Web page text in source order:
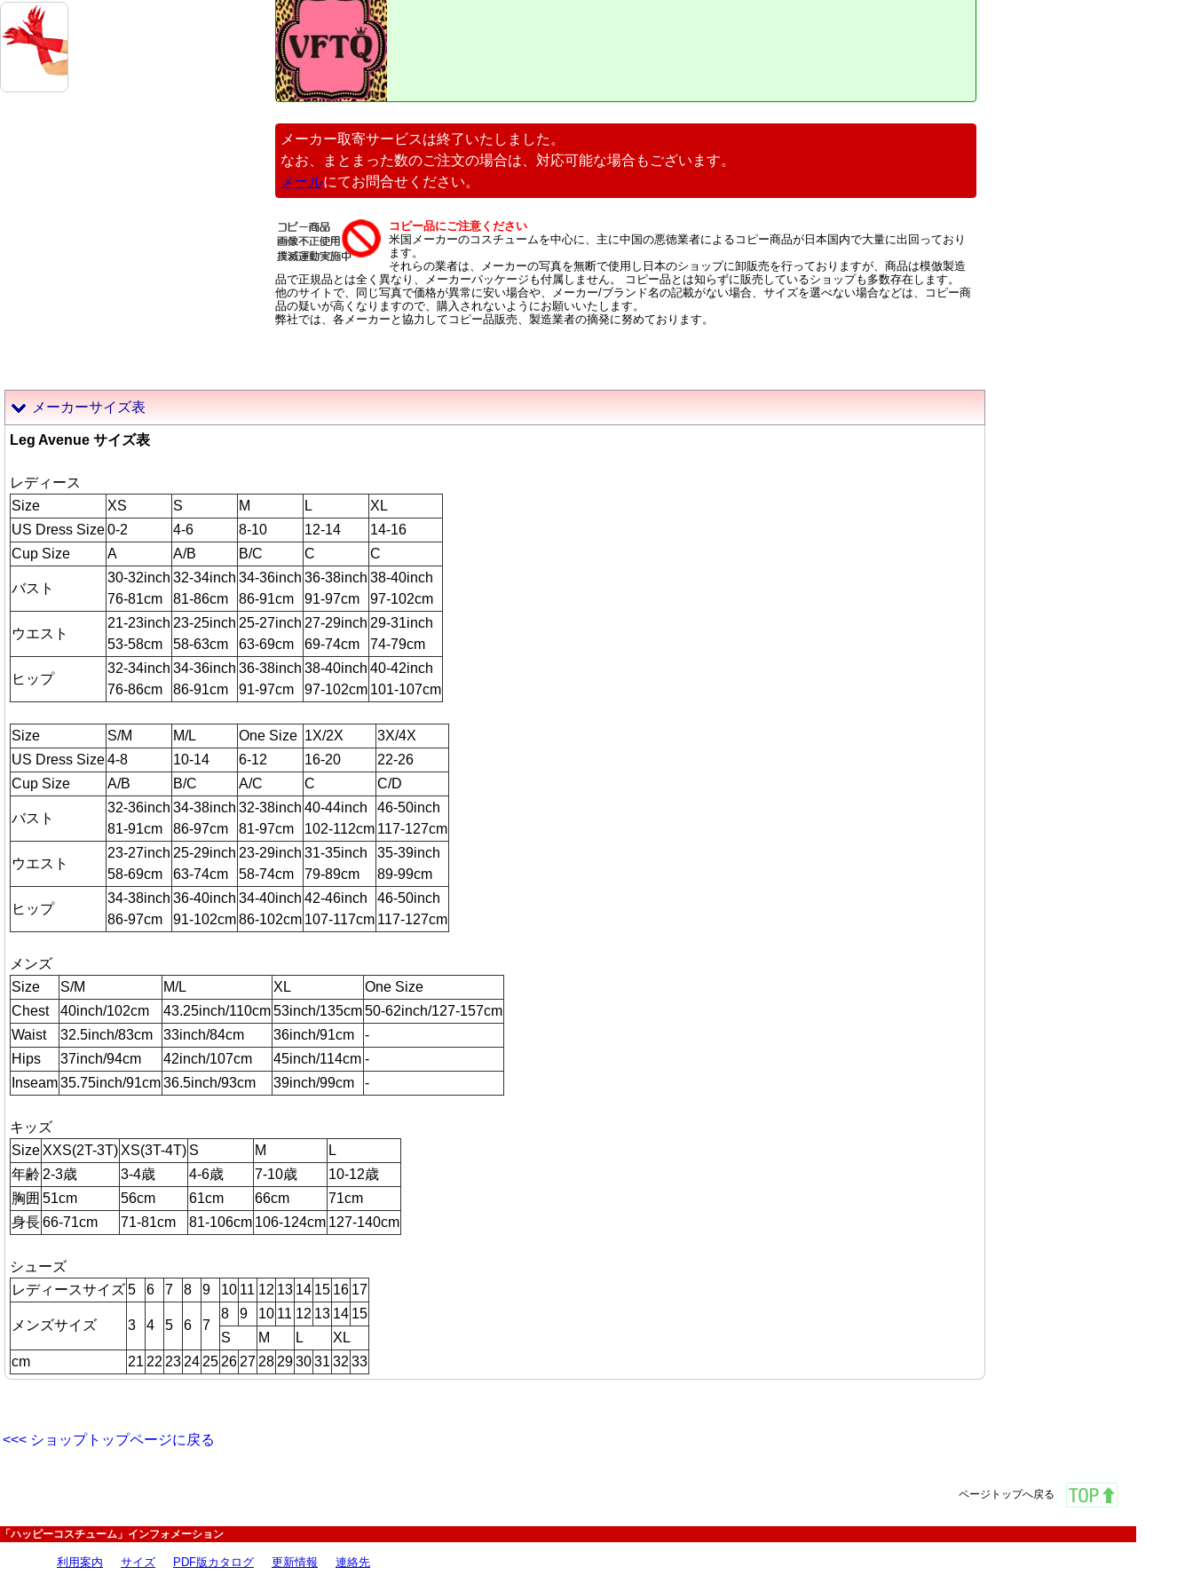
メーカー取寄サービスは終了いたしました。
なお、まとまった数のご注文の場合は、対応可能な場合もございます。
メールにてお問合せください。
コピー品にご注意ください
米国メーカーのコスチュームを中心に、主に中国の悪徳業者によるコピー商品が日本国内で大量に出回っており
ます。
それらの業者は、メーカーの写真を無断で使用し日本のショップに卸販売を行っておりますが、商品は模倣製造
品で正規品とは全く異なり、メーカーパッケージも付属しません。 コピー品とは知らずに販売しているショップも多数存在します。
他のサイトで、同じ写真で価格が異常に安い場合や、メーカー/ブランド名の記載がない場合、サイズを選べない場合などは、コピー商
品の疑いが高くなりますので、購入されないようにお願いいたします。
弊社では、各メーカーと協力してコピー品販売、製造業者の摘発に努めております。
メーカーサイズ表
Leg Avenue サイズ表
レディース
Size
XS S M L
XL
US Dress Size0-2 4-6 8-10 12-14
14-16
Cup Size
A A/B B/C C C
バスト
30-32inch
76-81cm
32-34inch
81-86cm
34-36inch
86-91cm
36-38inch
91-97cm
38-40inch
97-102cm
ウエスト
21-23inch
53-58cm
23-25inch
58-63cm
25-27inch
63-69cm
27-29inch
69-74cm
29-31inch
74-79cm
ヒップ
32-34inch
76-86cm
34-36inch
86-91cm
36-38inch
91-97cm
38-40inch
97-102cm
40-42inch
101-107cm
Size S/M M/L One Size 1X/2X
3X/4X
US Dress Size4-8 10-14 6-12 16-20
22-26
Cup Size
A/B B/C A/C C C/D
バスト
32-36inch
81-91cm
34-38inch
86-97cm
32-38inch
81-97cm
40-44inch
102-112cm
46-50inch
117-127cm
ウエスト
23-27inch
58-69cm
25-29inch
63-74cm
23-29inch
58-74cm
31-35inch
79-89cm
35-39inch
89-99cm
ヒップ
34-38inch
86-97cm
36-40inch
91-102cm
34-40inch
86-102cm
42-46inch
107-117cm
46-50inch
117-127cm
メンズ
Size
S/M M/L XL
One Size
Chest
40inch/102cm 43.25inch/110cm53inch/135cm50-62inch/127-157cm
Waist
32.5inch/83cm 33inch/84cm 36inch/91cm
-
Hips
37inch/94cm 42inch/107cm 45inch/114cm -
Inseam35.75inch/91cm36.5inch/93cm 39inch/99cm -
キッズ
Size XXS(2T-3T) XS(3T-4T) S M
L
年齢 2-3歳 3-4歳 4-6歳 7-10歳
10-12歳
胸囲 51cm 56cm 61cm 66cm
71cm
身長66-71cm 71-81cm 81-106cm 106-124cm 127-140cm
シューズ
レディースサイズ5 6 7 8 9 10 11 12 13 14 15 16 17
メンズサイズ 3 4 5 6 7
8 9 10 11 12 13 14 15
S
M L
XL
cm
21 22 23 24 25 26 27 28 293031 32 33
<<< ショップトップページに戻る
ページトップへ戻る
「ハッピーコスチューム」インフォメーション
利用案内 サイズ PDF版カタログ 更新情報 連絡先